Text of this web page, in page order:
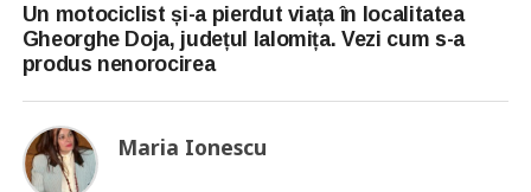
Un motociclist și-a pierdut viața în localitatea
Gheorghe Doja, județul Ialomița. Vezi cum s-a
produs nenorocirea
Maria Ionescu